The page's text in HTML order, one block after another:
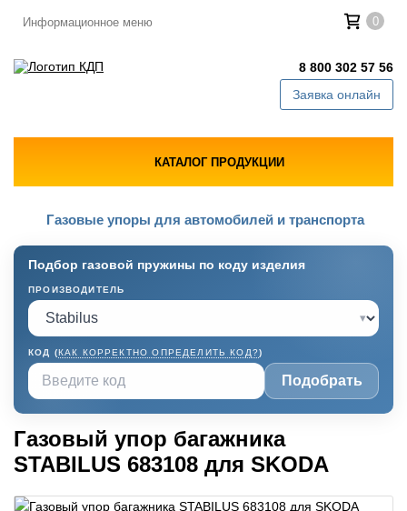
Информационное меню 0
8 800 302 57 56
Заявка онлайн
КАТАЛОГ ПРОДУКЦИИ
Газовые упоры для автомобилей и транспорта
Подбор газовой пружины по коду изделия
ПРОИЗВОДИТЕЛЬ
▾
КОД (КАК КОРРЕКТНО ОПРЕДЕЛИТЬ КОД?)
Подобрать
Газовый упор багажника
STABILUS 683108 для SKODA